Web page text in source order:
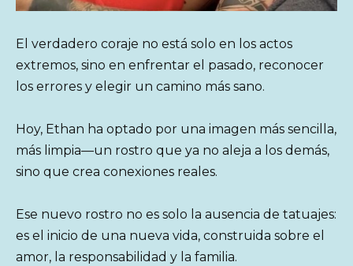
El verdadero coraje no está solo en los actos
extremos, sino en enfrentar el pasado, reconocer
los errores y elegir un camino más sano.
Hoy, Ethan ha optado por una imagen más sencilla,
más limpia—un rostro que ya no aleja a los demás,
sino que crea conexiones reales.
Ese nuevo rostro no es solo la ausencia de tatuajes:
es el inicio de una nueva vida, construida sobre el
amor, la responsabilidad y la familia.